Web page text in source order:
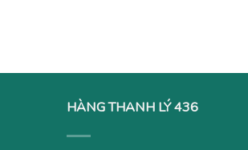
HÀNG THANH LÝ 436